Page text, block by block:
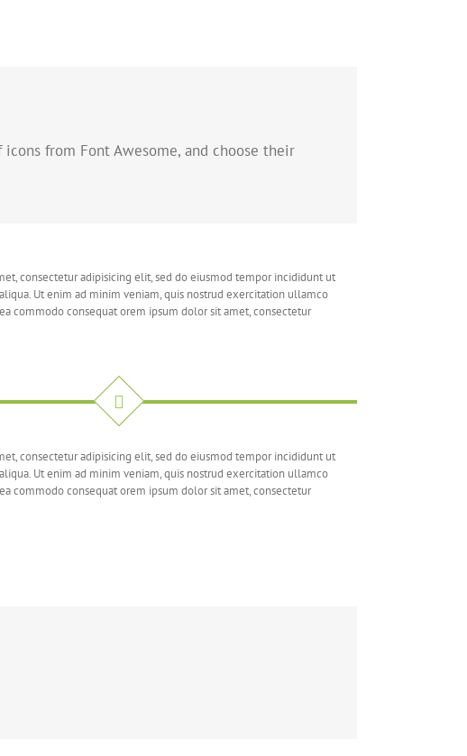
from Font Awesome, and choose their
consectetur adipisicing elit, sed do eiusmod tempor incididunt ut
Ut enim ad minim veniam, quis nostrud exercitation ullamco
commodo consequat orem ipsum dolor sit amet, consectetur
consectetur adipisicing elit, sed do eiusmod tempor incididunt ut
Ut enim ad minim veniam, quis nostrud exercitation ullamco
commodo consequat orem ipsum dolor sit amet, consectetur